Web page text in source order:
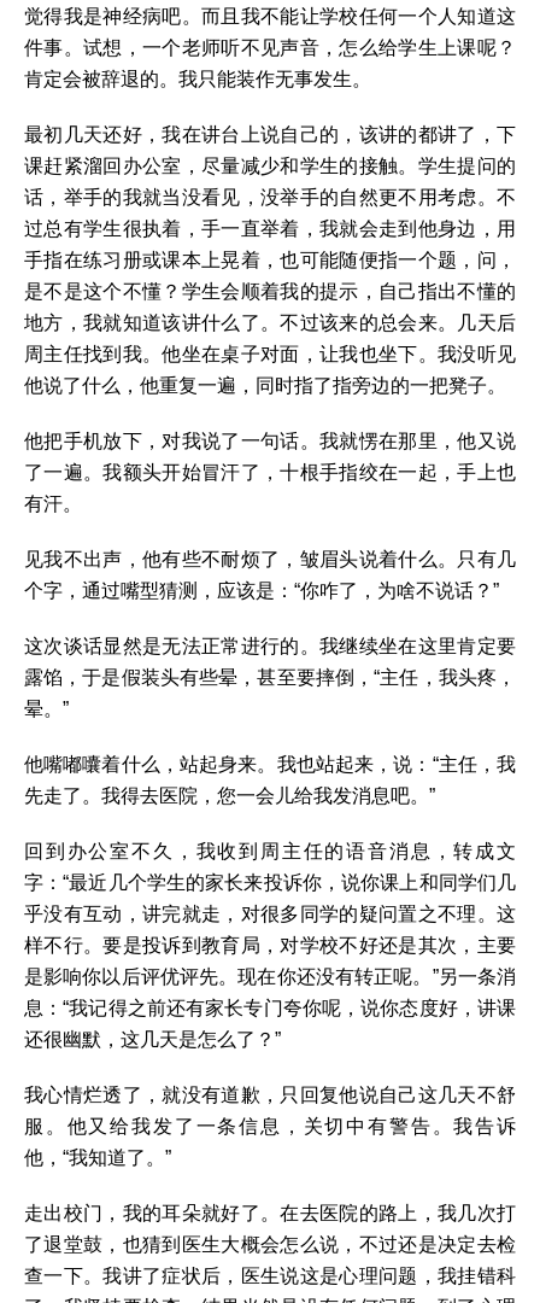
觉得我是神经病吧。而且我不能让学校任何一个人知道这
件事。试想，一个老师听不见声音，怎么给学生上课呢？
肯定会被辞退的。我只能装作无事发生。
最初几天还好，我在讲台上说自己的，该讲的都讲了，下
课赶紧溜回办公室，尽量减少和学生的接触。学生提问的
话，举手的我就当没看见，没举手的自然更不用考虑。不
过总有学生很执着，手一直举着，我就会走到他身边，用
手指在练习册或课本上晃着，也可能随便指一个题，问，
是不是这个不懂？学生会顺着我的提示，自己指出不懂的
地方，我就知道该讲什么了。不过该来的总会来。几天后
周主任找到我。他坐在桌子对面，让我也坐下。我没听见
他说了什么，他重复一遍，同时指了指旁边的一把凳子。
他把手机放下，对我说了一句话。我就愣在那里，他又说
了一遍。我额头开始冒汗了，十根手指绞在一起，手上也
有汗。
见我不出声，他有些不耐烦了，皱眉头说着什么。只有几
个字，通过嘴型猜测，应该是：“你咋了，为啥不说话？”
这次谈话显然是无法正常进行的。我继续坐在这里肯定要
露馅，于是假装头有些晕，甚至要摔倒，“主任，我头疼，
晕。”
他嘴嘟囔着什么，站起身来。我也站起来，说：“主任，我
先走了。我得去医院，您一会儿给我发消息吧。”
回到办公室不久，我收到周主任的语音消息，转成文
字：“最近几个学生的家长来投诉你，说你课上和同学们几
乎没有互动，讲完就走，对很多同学的疑问置之不理。这
样不行。要是投诉到教育局，对学校不好还是其次，主要
是影响你以后评优评先。现在你还没有转正呢。”另一条消
息：“我记得之前还有家长专门夸你呢，说你态度好，讲课
还很幽默，这几天是怎么了？”
我心情烂透了，就没有道歉，只回复他说自己这几天不舒
服。他又给我发了一条信息，关切中有警告。我告诉
他，“我知道了。”
走出校门，我的耳朵就好了。在去医院的路上，我几次打
了退堂鼓，也猜到医生大概会怎么说，不过还是决定去检
查一下。我讲了症状后，医生说这是心理问题，我挂错科